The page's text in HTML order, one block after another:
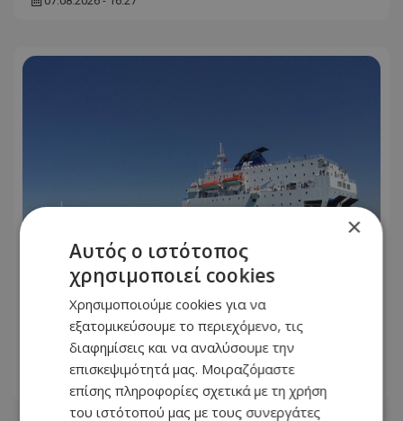
«Στον αέρα» η ακτοπλοϊκή σύνδεση
Κύπρου – Ελλάδας - «Δεν έγινε
βιώσιμη η γραμμή»
07.08.2026 - 15:44
×
Αυτός ο ιστότοπος
χρησιμοποιεί cookies
Χρησιμοποιούμε cookies για να
εξατομικεύσουμε το περιεχόμενο, τις
διαφημίσεις και να αναλύσουμε την
επισκεψιμότητά μας. Μοιραζόμαστε
επίσης πληροφορίες σχετικά με τη χρήση
του ιστότοπού μας με τους συνεργάτες